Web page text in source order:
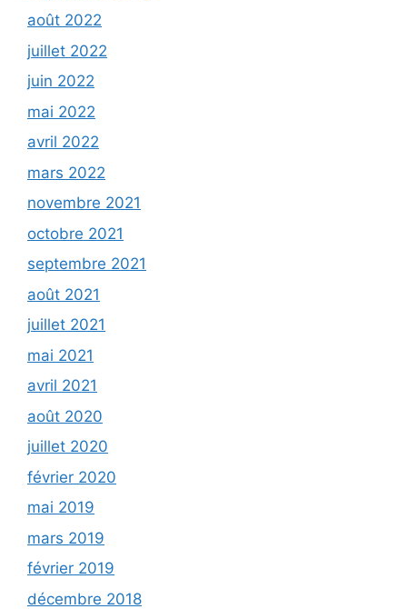
août 2022
juillet 2022
juin 2022
mai 2022
avril 2022
mars 2022
novembre 2021
octobre 2021
septembre 2021
août 2021
juillet 2021
mai 2021
avril 2021
août 2020
juillet 2020
février 2020
mai 2019
mars 2019
février 2019
décembre 2018